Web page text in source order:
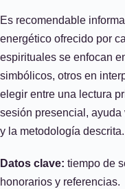
Es recomendable
energético ofrecido por
espirituales se enfocan
simbólicos, otros en
elegir entre una lectura
sesión presencial,
y la metodología descrita.
Datos clave: tiempo de
honorarios y referencias.